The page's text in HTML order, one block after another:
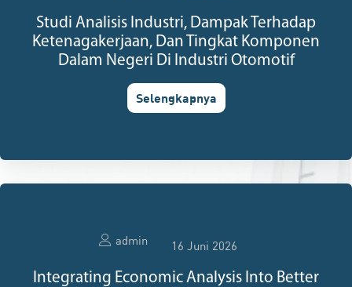
Studi Analisis Industri, Dampak Terhadap
Ketenagakerjaan, Dan Tingkat Komponen
Dalam Negeri Di Industri Otomotif
Selengkapnya
admin 16 Juni 2026
Integrating Economic Analysis Into Better